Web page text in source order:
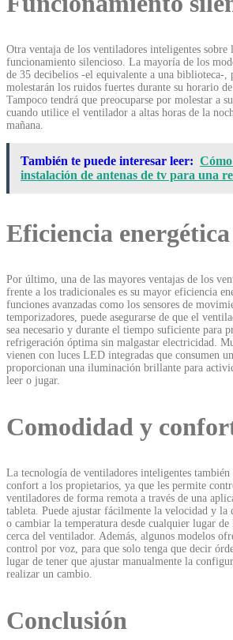
Otra ventaja de los ventiladores inteligentes sobre
funcionamiento silencioso. La mayoría de los
de 35 decibelios -el equivalente a una biblioteca-,
molestarán los ruidos fuertes durante su horario
Tampoco tendrá que preocuparse por molestar a
cuando utilice el ventilador a altas horas de la
mañana.
También te puede interesar leer:
instalación de antenas de tv para una
Eficiencia energética
Por último, una de las mayores ventajas de los
frente a los tradicionales es su mayor eficiencia
funciones avanzadas como los sensores de
temporizadores, puede asegurarse de que el
sea necesario y durante el tiempo suficiente para
refrigeración óptima sin malgastar electricidad.
vienen con luces LED integradas que consumen
proporcionan una iluminación brillante para
leer o jugar.
Comodidad y
La tecnología de ventiladores inteligentes
confort a los propietarios, ya que les permite
ventiladores de forma remota a través de una
tableta. Puede ajustar fácilmente la velocidad y
o cambiar la temperatura desde cualquier lugar de
cerca del ventilador. Además, algunos modelos
control por voz, para que solo tenga que decir
lugar de tener que ajustar manualmente la
realizar un cambio.
Conclusión